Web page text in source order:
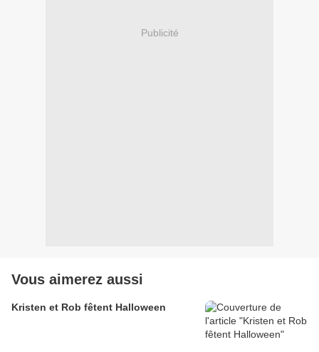
Publicité
Vous aimerez aussi
Kristen et Rob fêtent Halloween